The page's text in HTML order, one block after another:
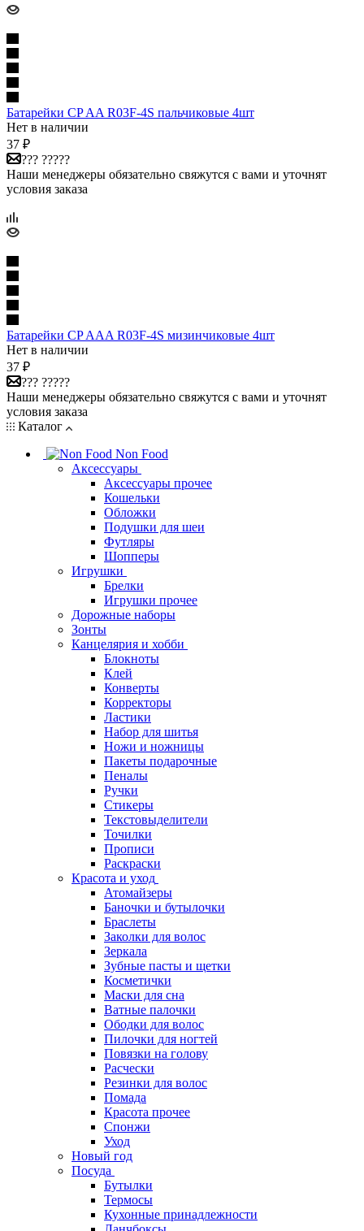
Батарейки CP AA R03F-4S пальчиковые 4шт
Нет в наличии
37 ₽
??? ?????
Наши менеджеры обязательно свяжутся с вами и уточнят
условия заказа
Батарейки CP AAA R03F-4S мизинчиковые 4шт
Нет в наличии
37 ₽
??? ?????
Наши менеджеры обязательно свяжутся с вами и уточнят
условия заказа
Каталог
Non Food
Аксессуары
Аксессуары прочее
Кошельки
Обложки
Подушки для шеи
Футляры
Шопперы
Игрушки
Брелки
Игрушки прочее
Дорожные наборы
Зонты
Канцелярия и хобби
Блокноты
Клей
Конверты
Корректоры
Ластики
Набор для шитья
Ножи и ножницы
Пакеты подарочные
Пеналы
Ручки
Стикеры
Текстовыделители
Точилки
Прописи
Раскраски
Красота и уход
Атомайзеры
Баночки и бутылочки
Браслеты
Заколки для волос
Зеркала
Зубные пасты и щетки
Косметички
Маски для сна
Ватные палочки
Ободки для волос
Пилочки для ногтей
Повязки на голову
Расчески
Резинки для волос
Помада
Красота прочее
Спонжи
Уход
Новый год
Посуда
Бутылки
Термосы
Кухонные принадлежности